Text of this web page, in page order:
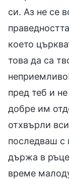
си. Аз не се
което
това да са
пред теб и
добре им
отхвърли
последваш с
държа в
време